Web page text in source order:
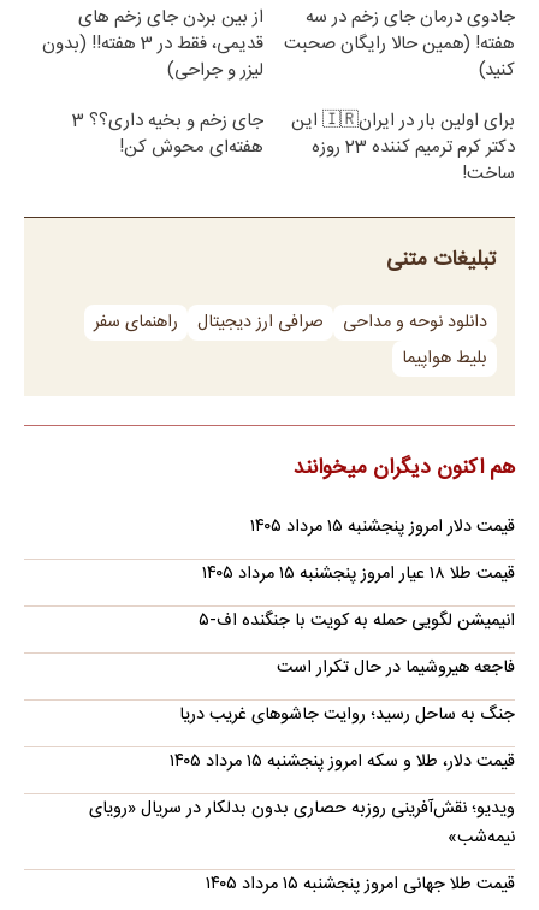
جادوی درمان جای زخم در سه
هفته! (همین حالا رایگان صحبت
کنید)
از بین بردن جای زخم های
قدیمی، فقط در 3 هفته!! (بدون
لیزر و جراحی)
برای اولین بار در ایران🇮🇷 این
دکتر کرم ترمیم کننده 23 روزه
ساخت!
جای زخم و بخیه داری؟؟ 3
هفته‌ای محوش کن!
تبلیغات متنی
دانلود نوحه و مداحی صرافی ارز دیجیتال
راهنمای سفر
بلیط هواپیما
هم اکنون دیگران میخوانند
قیمت دلار امروز پنجشنبه ۱۵ مرداد ۱۴۰۵
قیمت طلا ۱۸ عیار امروز پنجشنبه ۱۵ مرداد ۱۴۰۵
انیمیشن لگویی حمله به کویت با جنگنده اف-۵
فاجعه هیروشیما در حال تکرار است
جنگ به ساحل رسید؛ روایت جاشوهای غریب دریا
قیمت دلار، طلا و سکه امروز پنجشنبه ۱۵ مرداد ۱۴۰۵
ویدیو؛ نقش‌آفرینی روزبه حصاری بدون بدلکار در سریال «رویای
نیمه‌شب»
قیمت طلا جهانی امروز پنجشنبه ۱۵ مرداد ۱۴۰۵